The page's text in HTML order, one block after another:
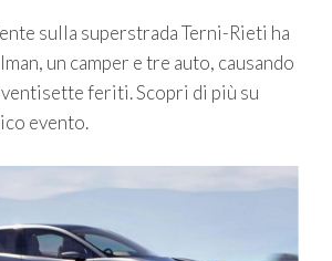
sulla superstrada Terni-Rieti ha
un camper e tre auto, causando
feriti. Scopri di più su
evento.